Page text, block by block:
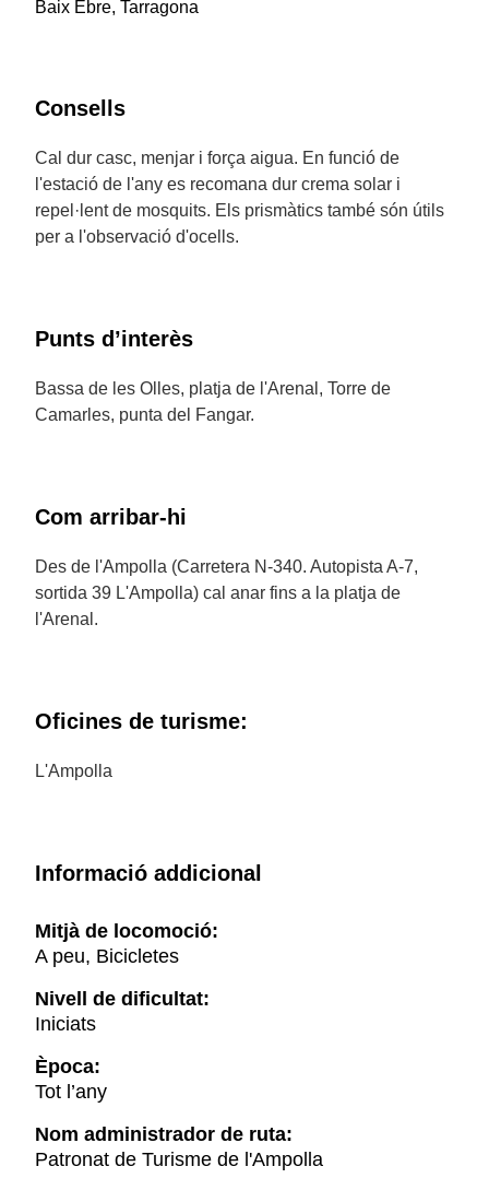
Baix Ebre, Tarragona
Consells
Cal dur casc, menjar i força aigua. En funció de
l'estació de l'any es recomana dur crema solar i
repel·lent de mosquits. Els prismàtics també són útils
per a l'observació d'ocells.
Punts d’interès
Bassa de les Olles, platja de l'Arenal, Torre de
Camarles, punta del Fangar.
Com arribar-hi
Des de l'Ampolla (Carretera N-340. Autopista A-7,
sortida 39 L'Ampolla) cal anar fins a la platja de
l'Arenal.
Oficines de turisme:
L'Ampolla
Informació addicional
Mitjà de locomoció:
A peu, Bicicletes
Nivell de dificultat:
Iniciats
Època:
Tot l’any
Nom administrador de ruta:
Patronat de Turisme de l'Ampolla